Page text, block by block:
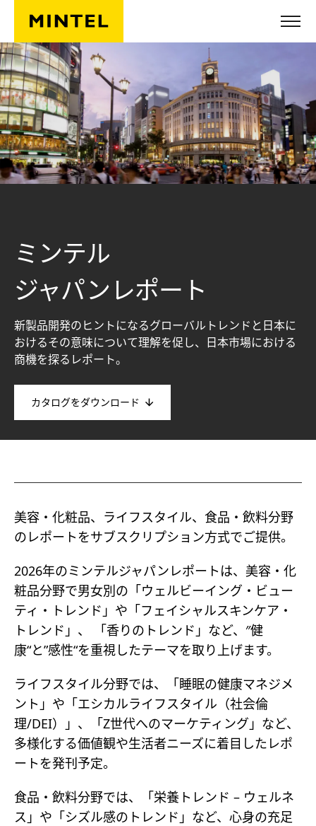
Skip to main content
ミンテル
ジャパンレポート
新製品開発のヒントになるグローバルトレンドと日本に
おけるその意味について理解を促し、日本市場における
商機を探るレポート。
カタログをダウンロード
美容・化粧品、ライフスタイル、食品・飲料分野
のレポートをサブスクリプション方式でご提供。
2026年のミンテルジャパンレポートは、美容・化
粧品分野で男女別の「ウェルビーイング・ビュー
ティ・トレンド」や「フェイシャルスキンケア・
トレンド」、 「香りのトレンド」など、″健
康“と”感性“を重視したテーマを取り上げます。
ライフスタイル分野では、「睡眠の健康マネジメ
ント」や「エシカルライフスタイル（社会倫
理/DEI）」、「Z世代へのマーケティング」など、
多様化する価値観や生活者ニーズに着目したレポ
ートを発刊予定。
食品・飲料分野では、「栄養トレンド – ウェルネ
ス」や「シズル感のトレンド」など、心身の充足